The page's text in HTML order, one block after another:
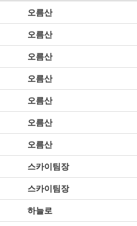
오름산
오름산
오름산
오름산
오름산
오름산
오름산
스카이팀장
스카이팀장
하늘로